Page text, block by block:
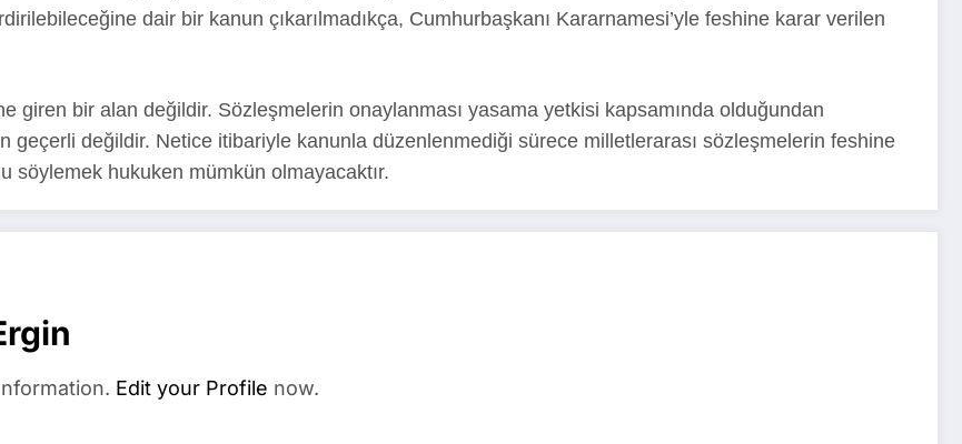
dair bir kanun çıkarılmadıkça, Cumhurbaşkanı Kararnamesi’yle feshine karar verilen
giren bir alan değildir. Sözleşmelerin onaylanması yasama yetkisi kapsamında olduğundan
geçerli değildir. Netice itibariyle kanunla düzenlenmediği sürece milletlerarası sözleşmelerin feshine
söylemek hukuken mümkün olmayacaktır.
Edit your Profile now.